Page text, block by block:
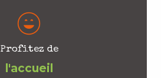
Profitez de
l'accueil